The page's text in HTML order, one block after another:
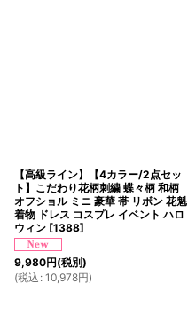
【高級ライン】【4カラー/2点セッ
ト】こだわり花柄刺繍 蝶々柄 和柄
オフショル ミニ 豪華 帯 リボン 花魁
着物 ドレス コスプレ イベント ハロ
ウィン [1388]
9,980円(税別)
(税込 : 10,978円)